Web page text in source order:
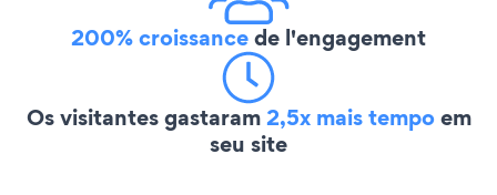
200% croissancede l'engagement
Os visitantes gastaram2,5x mais tempoem
seu site